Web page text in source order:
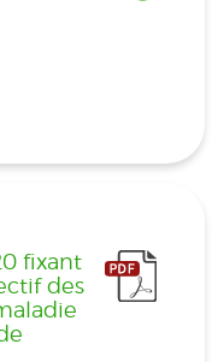
fixant
des